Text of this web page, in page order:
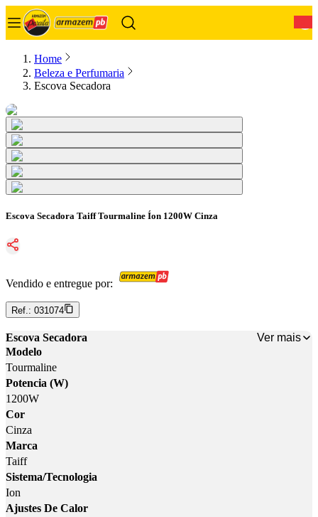
Home
Beleza e Perfumaria
Escova Secadora
Escova Secadora Taiff Tourmaline Íon 1200W Cinza
Vendido e entregue por:
Ref.: 031074
Escova Secadora
Ver mais
Modelo
Tourmaline
Potencia (W)
1200W
Cor
Cinza
Marca
Taiff
Sistema/Tecnologia
Ion
Ajustes De Calor